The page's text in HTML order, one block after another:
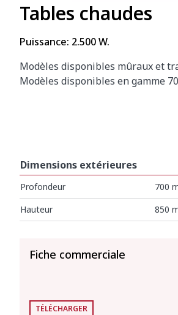
Tables chaudes
Puissance: 2.500 W.
Modèles disponibles mûraux et
Modèles disponibles en gamme
Dimensions extérieures
Profondeur
700
Hauteur
850
Fiche commerciale
TÉLÉCHARGER